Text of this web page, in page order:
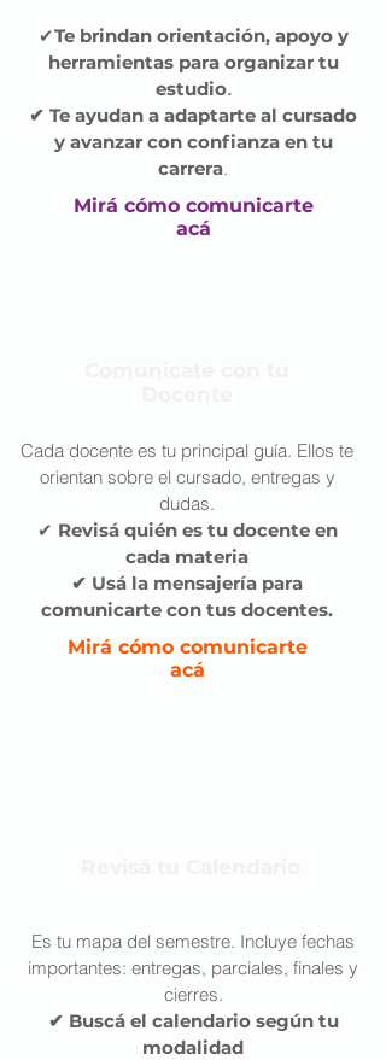
✔Te brindan orientación, apoyo y
herramientas para organizar tu
estudio.
✔ Te ayudan a adaptarte al cursado
y avanzar con confianza en tu
carrera.
Mirá cómo comunicarte
acá
Cada docente es tu principal guía. Ellos te
orientan sobre el cursado, entregas y
dudas.
✔ Revisá quién es tu docente en
cada materia
✔ Usá la mensajería para
comunicarte con tus docentes.
Mirá cómo comunicarte
acá
Es tu mapa del semestre. Incluye fechas
importantes: entregas, parciales, finales y
cierres.
✔ Buscá el calendario según tu
modalidad